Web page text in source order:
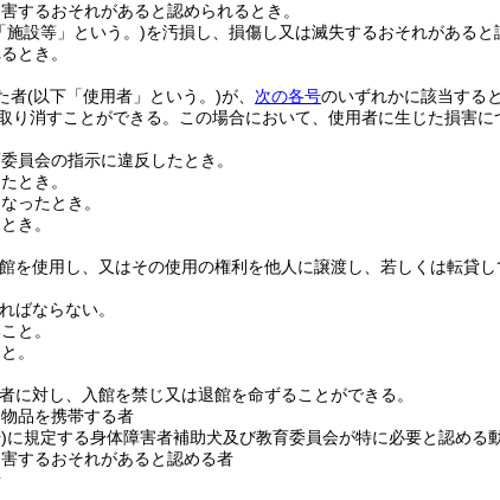
するおそれがあると認められるとき。
施設等」という。)を汚損し、損傷し又は滅失するおそれがあると
とき。
者(以下「使用者」という。)が、 次の各号のいずれかに該当する
り消すことができる。
この場合において、使用者に生じた損害
員会の指示に違反したとき。
とき。
ったとき。
き。
を使用し、又はその使用の権利を他人に譲渡し、若しくは転貸し
ばならない。
と。
。
に対し、入館を禁じ又は退館を命ずることができる。
品を携帯する者
に規定する身体障害者補助犬及び教育委員会が特に必要と認める
するおそれがあると認める者